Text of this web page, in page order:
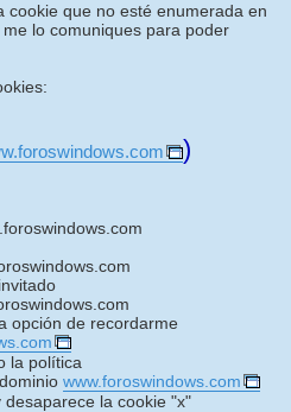
cookie que no esté enumerada en
lo comuniques para poder
)
opción de recordarme
la política
www.foroswindows.com
la cookie "x"